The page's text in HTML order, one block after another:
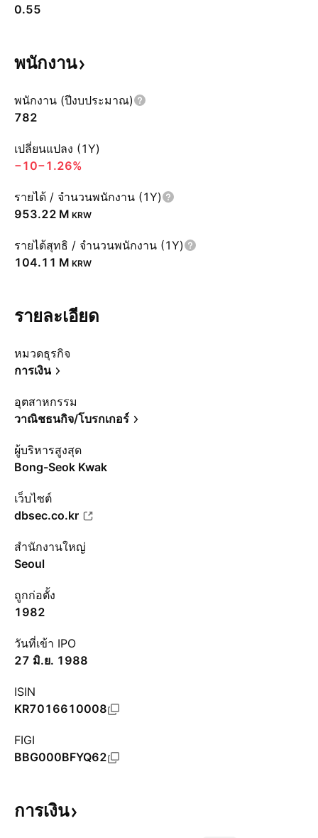
0.55
พนักงาน
พนักงาน (ปีงบประมาณ)
782
เปลี่ยนแปลง (1Y)
−10−1.26%
รายได้ / จำนวนพนักงาน (1Y)
‪953.22 M‬ KRW
รายได้สุทธิ / จำนวนพนักงาน (1Y)
‪104.11 M‬ KRW
รายละเอียด
หมวดธุรกิจ
การเงิน
อุตสาหกรรม
วาณิชธนกิจ/โบรกเกอร์
ผู้บริหารสูงสุด
Bong-Seok Kwak
เว็บไซต์
dbsec.co.kr
สำนักงานใหญ่
Seoul
ถูกก่อตั้ง
1982
วันที่เข้า IPO
27 มิ.ย. 1988
ISIN
KR7016610008
FIGI
BBG000BFYQ62
การเงิน